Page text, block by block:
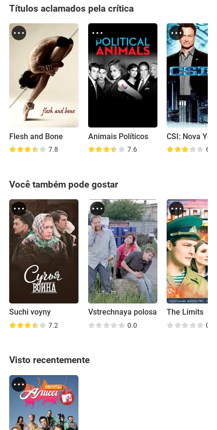
Títulos aclamados pela crítica
Flesh and Bone
7.8
Animais Políticos
7.6
CSI: Nova
6.8
Você também pode gostar
Suchi voyny
7.2
Vstrechnaya polosa
0.0
The Limits
0.0
Visto recentemente